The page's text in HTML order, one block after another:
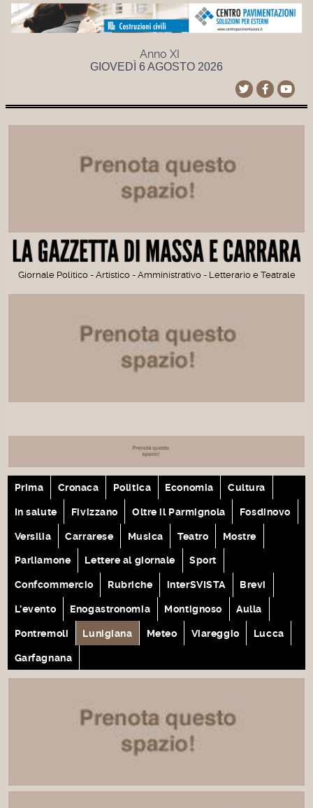
Anno XI
GIOVEDÌ 6 AGOSTO 2026
Giornale Politico - Artistico - Amministrativo - Letterario e Teatrale
Prima Cronaca Politica Economia Cultura
In salute Fivizzano Oltre il Parmignola Fosdinovo
Versilia Carrarese Musica Teatro Mostre
Parliamone Lettere al giornale Sport
Confcommercio Rubriche interSVISTA Brevi
L'evento Enogastronomia Montignoso Aulla
Pontremoli Lunigiana Meteo Viareggio Lucca
Garfagnana